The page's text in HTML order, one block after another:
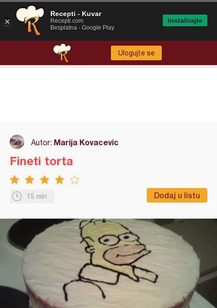
Ulogujte se
Autor: Marija Kovacevic
15 min Dodaj u listu
Fineti torta
Recepti - Kuvar
Recepti.com
Besplatna - Google Play
Instalirajte